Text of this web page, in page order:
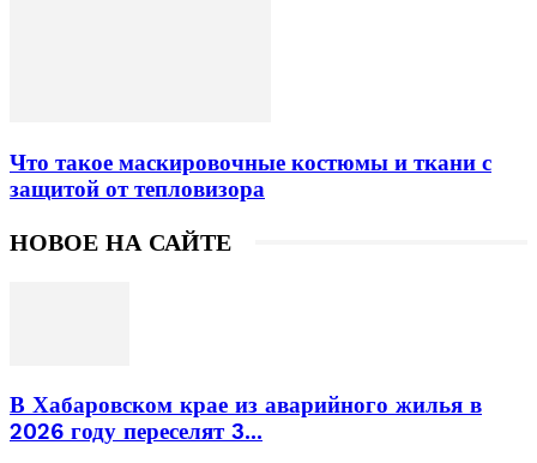
Что такое маскировочные костюмы и ткани с
защитой от тепловизора
НОВОЕ НА САЙТЕ
В Хабаровском крае из аварийного жилья в
2026 году переселят 3...